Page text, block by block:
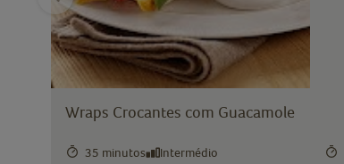
Wraps Crocantes com Guacamole
35 minutos Intermédio